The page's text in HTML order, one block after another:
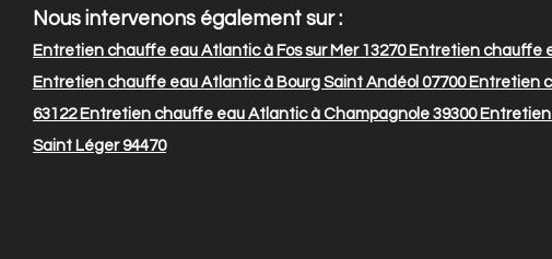
Nous intervenons également sur :
Entretien chauffe eau Atlantic à Fos sur Mer 13270Entretien chauffe
Entretien chauffe eau Atlantic à Bourg Saint Andéol 07700Entretien
63122Entretien chauffe eau Atlantic à Champagnole 39300Entretien
Saint Léger 94470